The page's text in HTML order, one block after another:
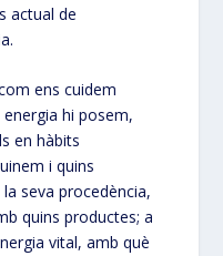
actual de
ens cuidem
hi posem,
en hàbits
i quins
seva procedència,
quins productes; a
vital, amb què